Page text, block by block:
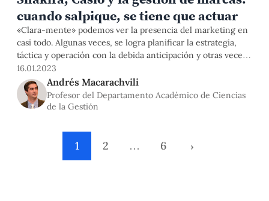
cuando salpique, se tiene que actuar
«Clara-mente» podemos ver la presencia del marketing en
casi todo. Algunas veces, se logra planificar la estrategia,
táctica y operación con la debida anticipación y otras veces
se desarrollan de manera emergente (Mintzberg y Waters,
1985) porque el entorno así lo amerita. Esto último es algo
que estamos viendo con la Sesión 53 de Bizarrap
16.01.2023
Andrés Macarachvili
Profesor del Departamento Académico de Ciencias
de la Gestión
1 2 … 6 ›